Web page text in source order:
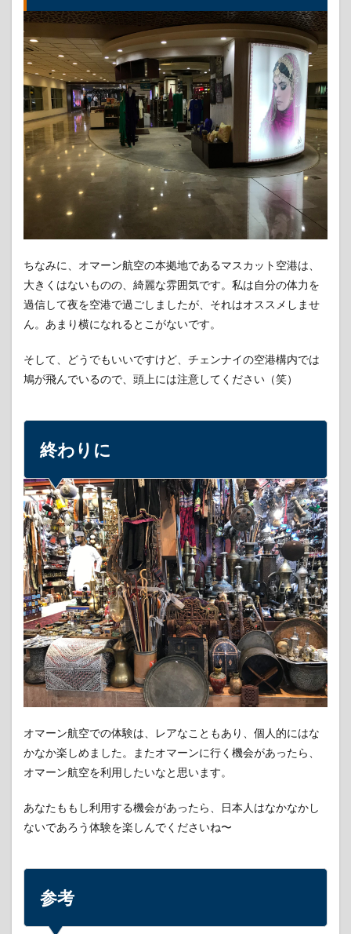
ちなみに、オマーン航空の本拠地であるマスカット空港は、
大きくはないものの、綺麗な雰囲気です。私は自分の体力を
過信して夜を空港で過ごしましたが、それはオススメしませ
ん。あまり横になれるとこがないです。
そして、どうでもいいですけど、チェンナイの空港構内では
鳩が飛んでいるので、頭上には注意してください（笑）
終わりに
オマーン航空での体験は、レアなこともあり、個人的にはな
かなか楽しめました。またオマーンに行く機会があったら、
オマーン航空を利用したいなと思います。
あなたももし利用する機会があったら、日本人はなかなかし
ないであろう体験を楽しんでくださいね〜
参考